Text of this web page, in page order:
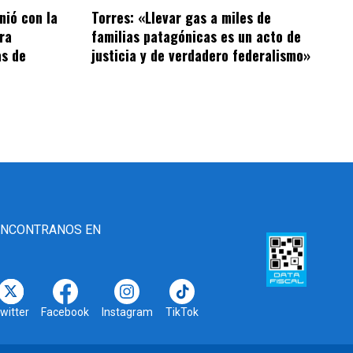
con la
de
Torres: «Llevar gas a miles de
familias patagónicas es un acto de
justicia y de verdadero federalismo»
EN
Facebook Instagram TikTok